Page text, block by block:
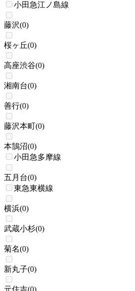
小田急江ノ島線
藤沢(0)
桜ヶ丘(0)
高座渋谷(0)
湘南台(0)
善行(0)
藤沢本町(0)
本鵠沼(0)
小田急多摩線
五月台(0)
東急東横線
横浜(0)
武蔵小杉(0)
菊名(0)
新丸子(0)